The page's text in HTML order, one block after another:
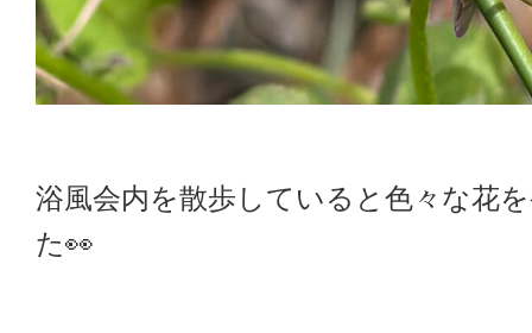
浴風会内を散歩していると色々な花
た👀